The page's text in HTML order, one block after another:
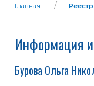
Главная
Информация
Бурова Ольга